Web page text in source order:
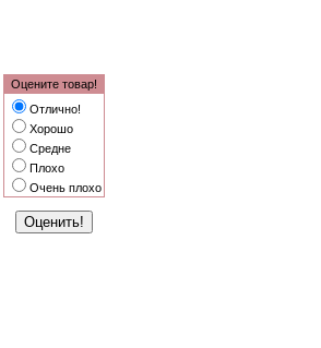
Оцените товар!
Отлично!
Хорошо
Средне
Плохо
Очень плохо